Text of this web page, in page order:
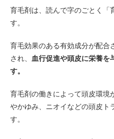
育毛剤は、読んで字のごとく「
す。
育毛効果のある有効成分が配合
され、
血行促進や頭皮に栄養を
す。
育毛剤の働きによって頭皮環境
やかゆみ、ニオイなどの頭皮ト
す。